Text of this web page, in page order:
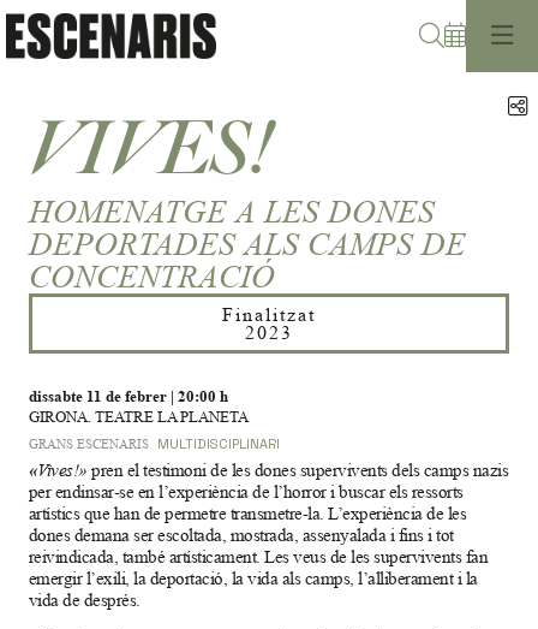
VIVES!
HOMENATGE A LES DONES
DEPORTADES ALS CAMPS DE
CONCENTRACIÓ
Finalitzat
2023
dissabte 11 de febrer| 20:00 h
GIRONA. TEATRE LA PLANETA
GRANS ESCENARIS MULTIDISCIPLINARI
«Vives!» pren el testimoni de les dones supervivents dels camps nazis
per endinsar-se en l’experiència de l’horror i buscar els ressorts
artístics que han de permetre transmetre-la. L’experiència de les
dones demana ser escoltada, mostrada, assenyalada i fins i tot
reivindicada, també artísticament. Les veus de les supervivents fan
emergir l’exili, la deportació, la vida als camps, l’alliberament i la
vida de després.